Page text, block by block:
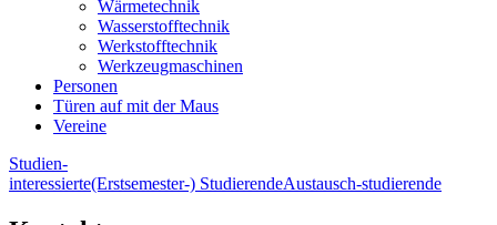
Wärmetechnik
Wasserstofftechnik
Werkstofftechnik
Werkzeugmaschinen
Personen
Türen auf mit der Maus
Vereine
Studien-
interessierte(Erstsemester-) StudierendeAustausch-studierende